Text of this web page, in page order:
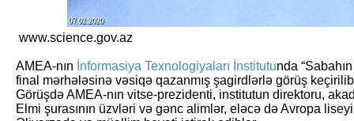
www.science.gov.az
AMEA-nın İnformasiya Texnologiyaları İnstitutunda
final mərhələsinə vəsiqə qazanmış şagirdlərlə görüş
Görüşdə AMEA-nın vitse-prezidenti, institutun direktoru,
Elmi şurasının üzvləri və gənc alimlər, eləcə də Avropa